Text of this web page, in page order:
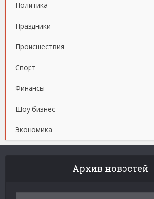
Политика
Праздники
Происшествия
Спорт
Финансы
Шоу бизнес
Экономика
Архив новостей